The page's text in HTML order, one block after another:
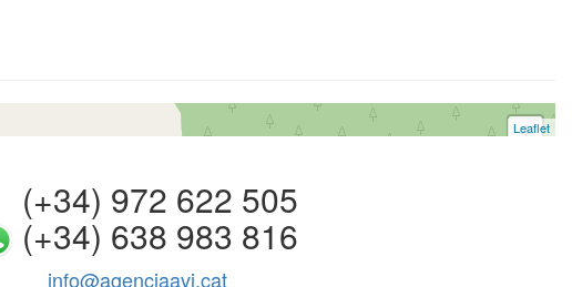
+
Leaflet
(+34) 972 622 505
(+34) 638 983 816
info@agenciaavi.cat